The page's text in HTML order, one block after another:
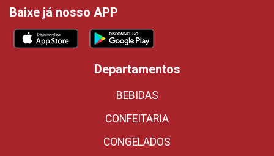
Baixe já nosso APP
Departamentos
BEBIDAS
CONFEITARIA
CONGELADOS